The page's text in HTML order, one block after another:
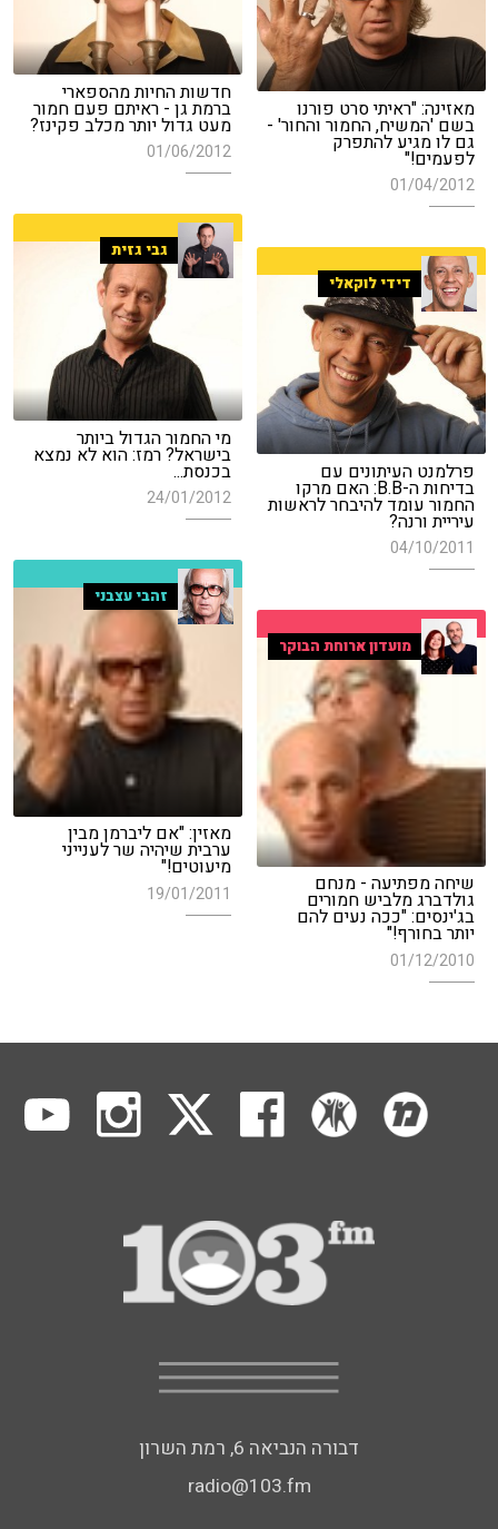
חדשות החיות מהספארי
ברמת גן - ראיתם פעם חמור
מעט גדול יותר מכלב פקינז?
01/06/2012
מאזינה: "ראיתי סרט פורנו
בשם 'המשיח, החמור והחור' -
גם לו מגיע להתפרק
לפעמים!"
01/04/2012
גבי גזית
מי החמור הגדול ביותר
בישראל? רמז: הוא לא נמצא
בכנסת...
24/01/2012
דידי לוקאלי
פרלמנט העיתונים עם
בדיחות ה-B.B: האם מרקו
החמור עומד להיבחר לראשות
עיריית ורנה?
04/10/2011
זהבי עצבני
מאזין: "אם ליברמן מבין
ערבית שיהיה שר לענייני
מיעוטים!"
19/01/2011
מועדון ארוחת הבוקר
שיחה מפתיעה - מנחם
גולדברג מלביש חמורים
בג'ינסים: "ככה נעים להם
יותר בחורף!"
01/12/2010
דבורה הנביאה 6, רמת השרון
radio@103.fm